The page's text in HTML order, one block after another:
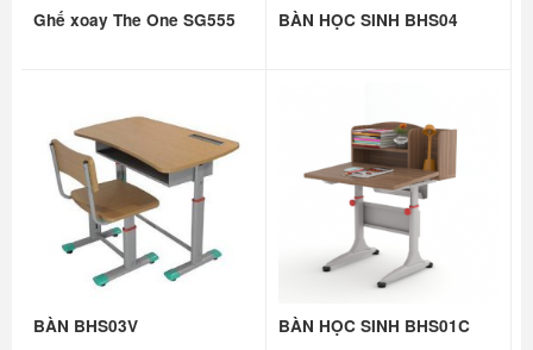
Ghế xoay The One SG555 BÀN HỌC SINH BHS04
BÀN BHS03V BÀN HỌC SINH BHS01C